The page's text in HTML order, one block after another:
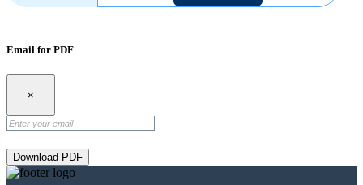
Email for PDF
×
Download PDF